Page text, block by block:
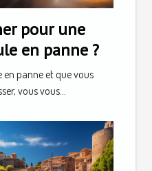
pour une
en panne ?
en panne et que vous
vous vous...